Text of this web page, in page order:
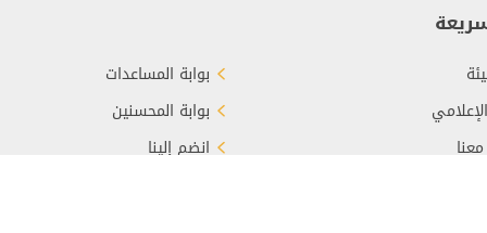
بوابة المساعدات
بوابة المحسنين
انضم إلينا